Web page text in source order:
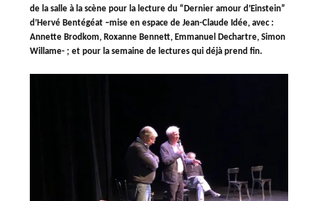
de la salle à la scène pour la lecture du “Dernier amour d’Einstein”
d’Hervé Bentégéat –mise en espace de Jean-Claude Idée, avec :
Annette Brodkom, Roxanne Bennett, Emmanuel Dechartre, Simon
Willame- ; et pour la semaine de lectures qui déjà prend fin.